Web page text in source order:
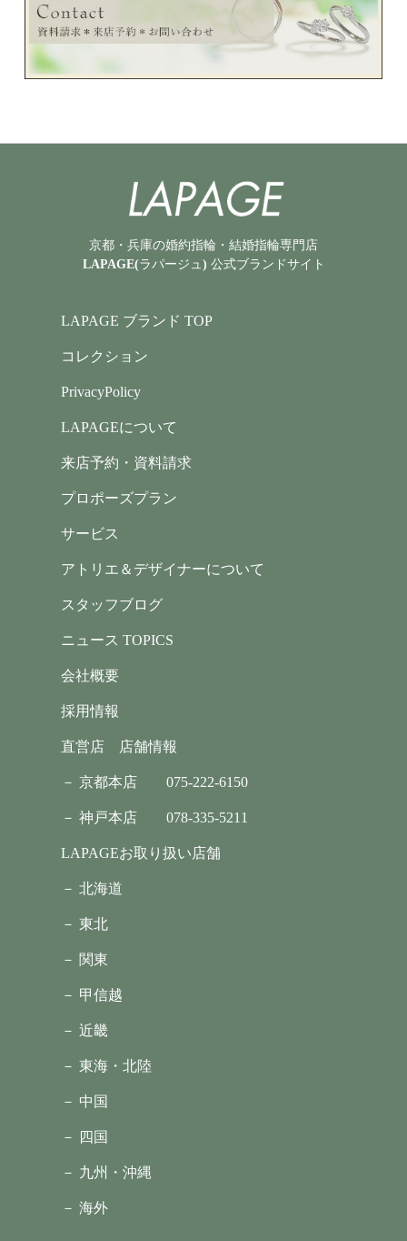
京都・兵庫の婚約指輪・結婚指輪専門店
LAPAGE(ラパージュ) 公式ブランドサイト
LAPAGE ブランド TOP
コレクション
PrivacyPolicy
LAPAGEについて
来店予約・資料請求
プロポーズプラン
サービス
アトリエ＆デザイナーについて
スタッフブログ
ニュース TOPICS
会社概要
採用情報
直営店 店舗情報
－ 京都本店075-222-6150
－ 神戸本店078-335-5211
LAPAGEお取り扱い店舗
－ 北海道
－ 東北
－ 関東
－ 甲信越
－ 近畿
－ 東海・北陸
－ 中国
－ 四国
－ 九州・沖縄
－ 海外